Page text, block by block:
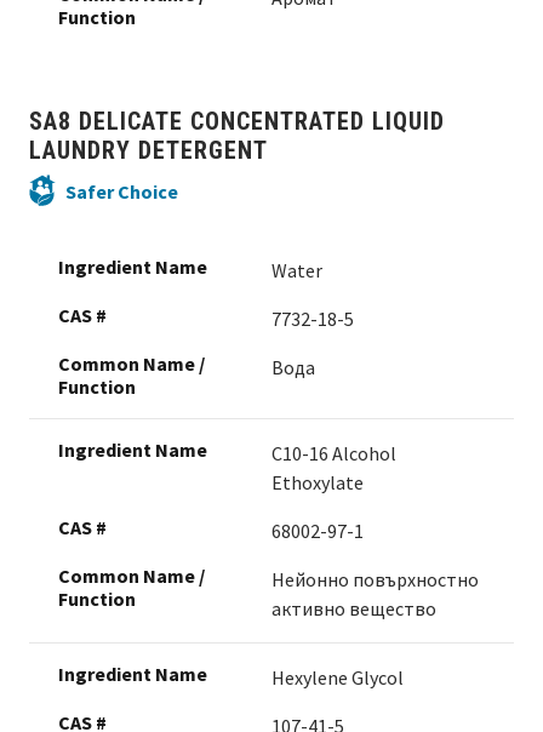
SA8 DELICATE CONCENTRATED LIQUID
LAUNDRY DETERGENT
Safer Choice
Water
7732-18-5
Вода
C10-16 Alcohol
Ethoxylate
68002-97-1
Нейонно повърхностно
активно вещество
Hexylene Glycol
107-41-5